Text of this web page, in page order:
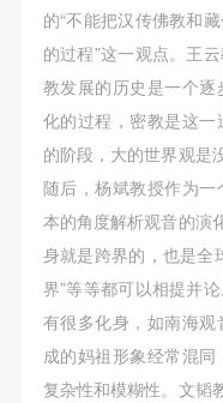
的“不能把汉传佛教和
的过程”这一观点。王
教发展的历史是一个
化的过程，密教是这
的阶段，大的世界观是
随后，杨斌教授作为
本的角度解析观音的演
身就是跨界的，也是全
界”等等都可以相提并
有很多化身，如南海
成的妈祖形象经常混
复杂性和模糊性。文韬